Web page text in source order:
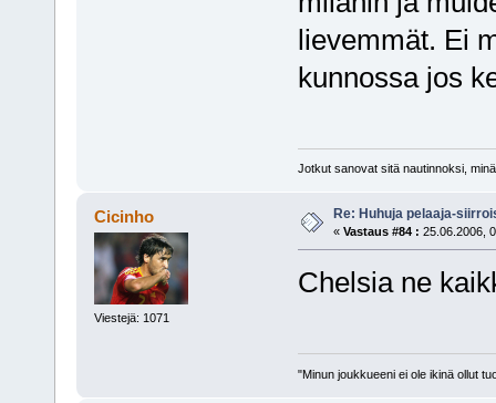
lievemmät. Ei
kunnossa jos
Jotkut sanovat sitä nautinnoksi,
Cicinho
Viestejä: 1071
Re: Huhuja pelaaja-
« Vastaus #84 : 25.06.2006,
Chelsia ne
"Minun joukkueeni ei ole ikinä ollut